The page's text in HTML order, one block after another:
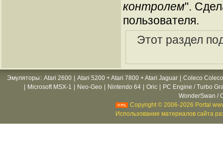
контролем".
пользователя.
Этот раздел
Эмуляторы : Atari 2600 Atari 5200 + Atari 7800 + Atari Jaguar
Coleco
Microsoft MSX-1 Neo-Geo Nintendo 64 Oric
PC Engine / Turbo
WonderSwan /
Copyright © 2006-2026 Portal
Использование материалов сайта